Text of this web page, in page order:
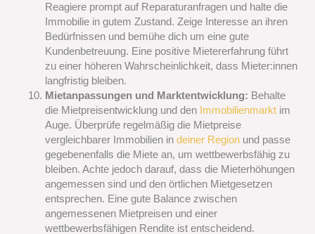
Reagiere prompt auf Reparaturanfragen und halte die
Immobilie in gutem Zustand. Zeige Interesse an ihren
Bedürfnissen und bemühe dich um eine gute
Kundenbetreuung. Eine positive Mietererfahrung führt
zu einer höheren Wahrscheinlichkeit, dass Mieter:innen
langfristig bleiben.
Mietanpassungen und Marktentwicklung: Behalte
die Mietpreisentwicklung und den Immobilienmarktim
Auge. Überprüfe regelmäßig die Mietpreise
vergleichbarer Immobilien in deiner Regionund passe
gegebenenfalls die Miete an, um wettbewerbsfähig zu
bleiben. Achte jedoch darauf, dass die Mieterhöhungen
angemessen sind und den örtlichen Mietgesetzen
entsprechen. Eine gute Balance zwischen
angemessenen Mietpreisen und einer
wettbewerbsfähigen Rendite ist entscheidend.